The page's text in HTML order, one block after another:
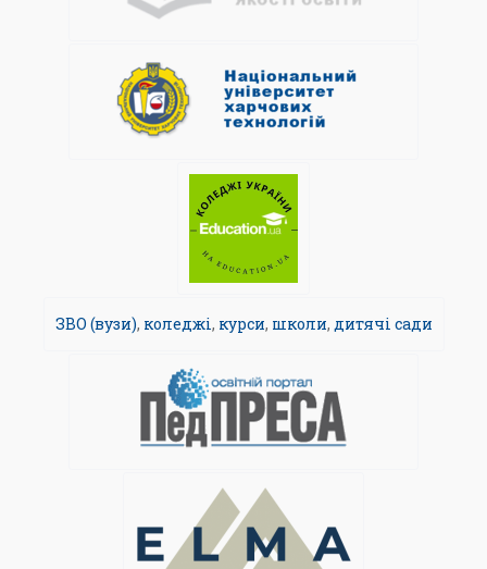
ЗВО (вузи), коледжі, курси, школи, дитячі сади